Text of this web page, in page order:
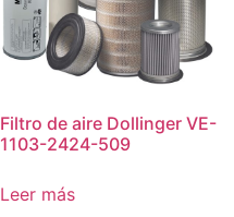
Filtro de aire Dollinger VE-
1103-2424-509
Leer más